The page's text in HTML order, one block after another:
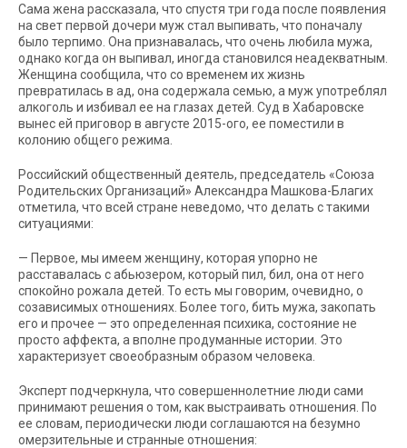
Сама жена рассказала, что спустя три года после появления
на свет первой дочери муж стал выпивать, что поначалу
было терпимо. Она признавалась, что очень любила мужа,
однако когда он выпивал, иногда становился неадекватным.
Женщина сообщила, что со временем их жизнь
превратилась в ад, она содержала семью, а муж употреблял
алкоголь и избивал ее на глазах детей. Суд в Хабаровске
вынес ей приговор в августе 2015-ого, ее поместили в
колонию общего режима.
Российский общественный деятель, председатель «Союза
Родительских Организаций» Александра Машкова-Благих
отметила, что всей стране неведомо, что делать с такими
ситуациями:
— Первое, мы имеем женщину, которая упорно не
расставалась с абьюзером, который пил, бил, она от него
спокойно рожала детей. То есть мы говорим, очевидно, о
созависимых отношениях. Более того, бить мужа, закопать
его и прочее — это определенная психика, состояние не
просто аффекта, а вполне продуманные истории. Это
характеризует своеобразным образом человека.
Эксперт подчеркнула, что совершеннолетние люди сами
принимают решения о том, как выстраивать отношения. По
ее словам, периодически люди соглашаются на безумно
омерзительные и странные отношения: